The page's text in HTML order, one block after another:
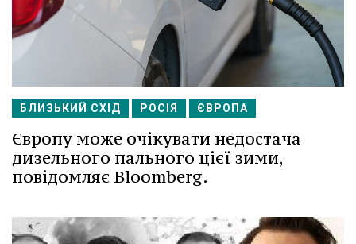
БЛИЗЬКИЙ СХІД РОСІЯ ЄВРОПА
Європу може очікувати недостача
дизельного пального цієї зими,
повідомляє Bloomberg.